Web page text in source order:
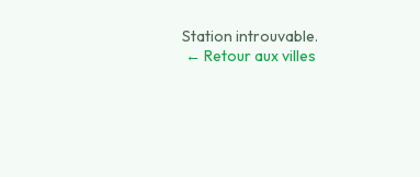
Station introuvable.
← Retour aux villes